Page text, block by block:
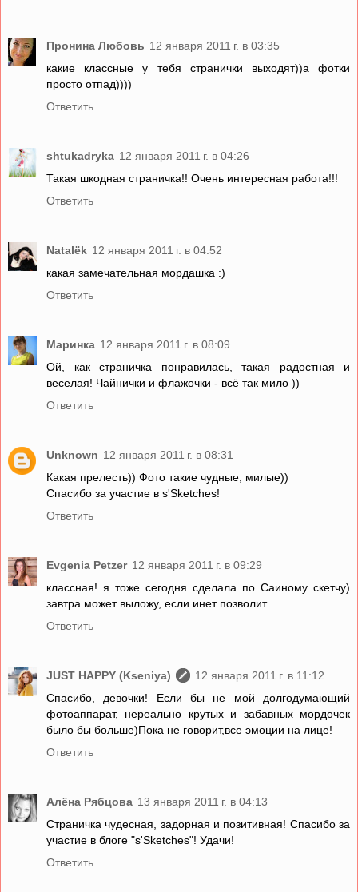
Пронина Любовь 12 января 2011 г. в 03:35
какие классные у тебя странички выходят))а фотки
просто отпад))))
Ответить
shtukadryka 12 января 2011 г. в 04:26
Такая шкодная страничка!! Очень интересная работа!!!
Ответить
Natalёk 12 января 2011 г. в 04:52
какая замечательная мордашка :)
Ответить
Маринка 12 января 2011 г. в 08:09
Ой, как страничка понравилась, такая радостная и
веселая! Чайнички и флажочки - всё так мило ))
Ответить
Unknown 12 января 2011 г. в 08:31
Какая прелесть)) Фото такие чудные, милые))
Спасибо за участие в s'Sketches!
Ответить
Evgenia Petzer 12 января 2011 г. в 09:29
классная! я тоже сегодня сделала по Саиному скетчу)
завтра может выложу, если инет позволит
Ответить
JUST HAPPY (Kseniya)
12 января 2011 г. в 11:12
Спасибо, девочки! Если бы не мой долгодумающий
фотоаппарат, нереально крутых и забавных мордочек
было бы больше)Пока не говорит,все эмоции на лице!
Ответить
Алёна Рябцова 13 января 2011 г. в 04:13
Страничка чудесная, задорная и позитивная! Спасибо за
участие в блоге "s'Sketches"! Удачи!
Ответить